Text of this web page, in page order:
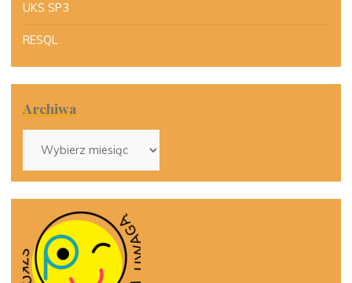
UKS SP3
RESQL
Archiwa